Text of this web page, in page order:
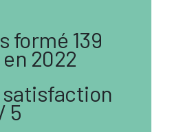
formé 139
2022
satisfaction
5